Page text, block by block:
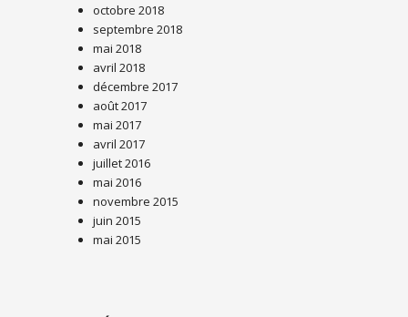
octobre 2018
septembre 2018
mai 2018
avril 2018
décembre 2017
août 2017
mai 2017
avril 2017
juillet 2016
mai 2016
novembre 2015
juin 2015
mai 2015